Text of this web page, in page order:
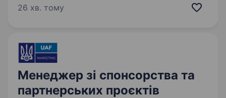
з 4000 людей, де кожен присвячений місії —
26 хв. тому
Менеджер зі спонсорства та
партнерських проєктів